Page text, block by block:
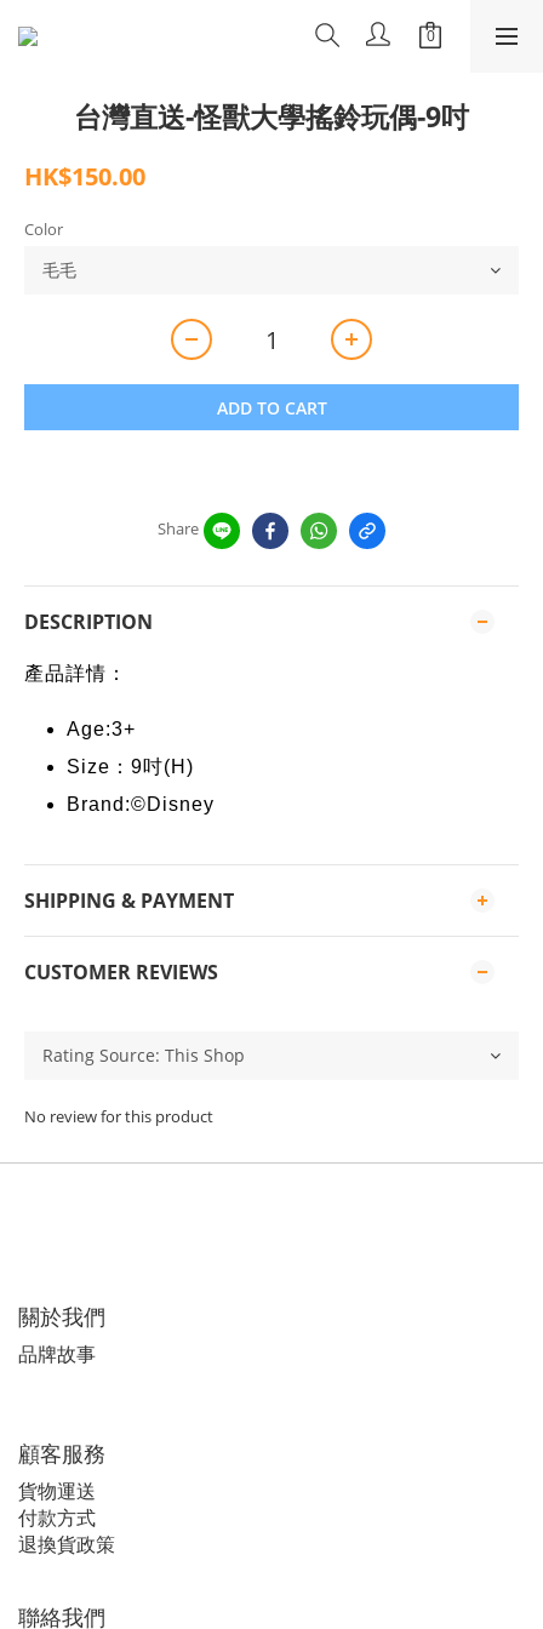
台灣直送-怪獸大學搖鈴玩偶-9吋
HK$150.00
Color
ADD TO CART
Share
DESCRIPTION
產品詳情：
Age:3+
Size：9吋(H)
Brand:©Disney
SHIPPING & PAYMENT
CUSTOMER REVIEWS
No review for this product
關於我們
品牌故事
顧客服務
貨物運送
付款方式
退換貨政策
聯絡我們